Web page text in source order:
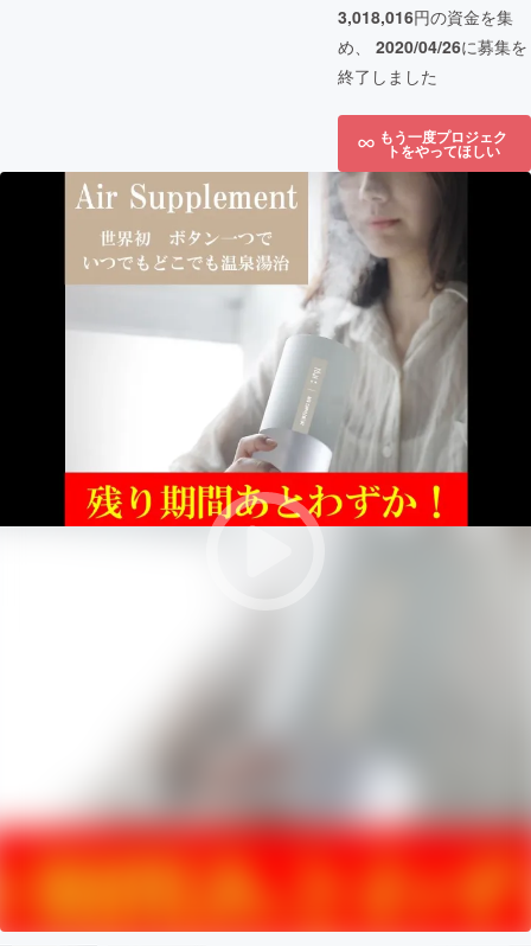
3,018,016円の資金を集
め、 2020/04/26に募集を
終了しました
もう一度プロジェク
トをやってほしい